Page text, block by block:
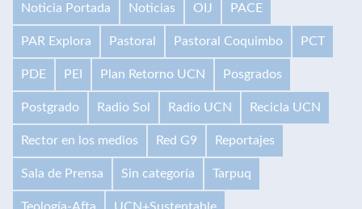
Noticia Portada Noticias OIJ PACE
PAR Explora Pastoral Pastoral Coquimbo PCT
PDE PEI Plan Retorno UCN Posgrados
Postgrado Radio Sol Radio UCN Recicla UCN
Rector en los medios Red G9 Reportajes
Sala de Prensa Sin categoría Tarpuq